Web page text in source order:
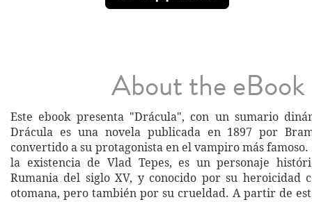
About the eBook
Este ebook presenta "Drácula", con un sumario
Drácula es una novela publicada en 1897 por
convertido a su protagonista en el vampiro más
la existencia de Vlad Tepes, es un personaje
Rumania del siglo XV, y conocido por su heroicidad
otomana, pero también por su crueldad. A partir de